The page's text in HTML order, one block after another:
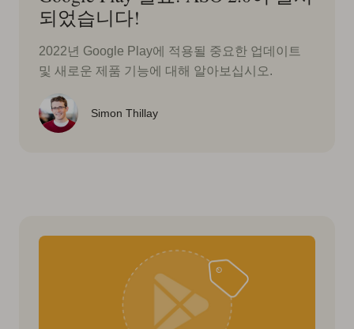
되었습니다!
2022년 Google Play에 적용될 중요한 업데이트
및 새로운 제품 기능에 대해 알아보십시오.
Simon Thillay